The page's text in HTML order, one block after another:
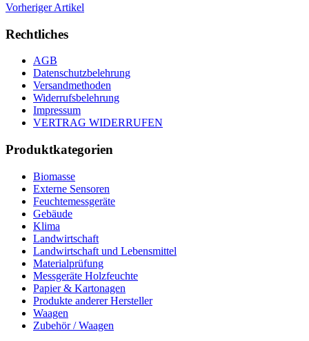
Vorheriger Artikel
Rechtliches
AGB
Datenschutzbelehrung
Versandmethoden
Widerrufsbelehrung
Impressum
VERTRAG WIDERRUFEN
Produktkategorien
Biomasse
Externe Sensoren
Feuchtemessgeräte
Gebäude
Klima
Landwirtschaft
Landwirtschaft und Lebensmittel
Materialprüfung
Messgeräte Holzfeuchte
Papier & Kartonagen
Produkte anderer Hersteller
Waagen
Zubehör / Waagen